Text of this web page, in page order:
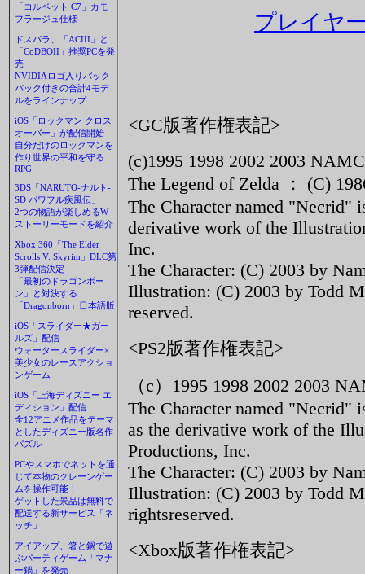
「コルベット C7」カモ
フラージュ仕様
ドスパラ、「ACIII」と
「CoDBOII」推奨PCを発
売
NVIDIAロゴ入りバック
パック付きの合計4モデ
ルをラインナップ
iOS「ロックマン クロス
オーバー」が配信開始
自分だけのロックマンを
作り世界の平和を守る
RPG
3DS「NARUTO-ナルト-
SD パワフル疾風伝」
2つの物語が楽しめるW
ストーリーモードを紹介
Xbox 360「The Elder
Scrolls V: Skyrim」DLC第
3弾配信決定
「最初のドラゴンボー
ン」と対決する
「Dragonborn」日本語版
iOS「スライダー★ガー
ルズ」配信
ウォータースライダー×
美少女のレースアクショ
ンゲーム
iOS「上海ディズニー エ
ディション」配信
全12アニメ作品をテーマ
としたディズニー版名作
パズル
PCやスマホでネットを通
じて本物のクレーンゲー
ムを操作可能！
ゲットした景品は無料で
配送する新サービス「ネ
ッチ」
アイアップ、箸と鍋で遊
ぶパーティゲーム「マナ
ー鍋」を発売
プレイヤ
<GC版著作権表記>
(c)1995 1998 2002 2003
The Legend of Zelda ： (C)
The Character named "Necrid"
derivative work of the
Inc.
The Character: (C) 2003 by
Illustration: (C) 2003 by Todd
reserved.
<PS2版著作権表記>
（c）1995 1998 2002 2003
The Character named "Necrid"
as the derivative work of the
Productions, Inc.
The Character: (C) 2003 by
Illustration: (C) 2003 by Todd
rightsreserved.
<Xbox版著作権表記>